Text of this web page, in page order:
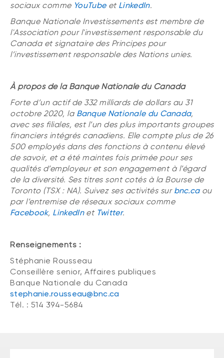
sociaux comme YouTubeet LinkedIn.
Banque Nationale Investissements est membre de
l'Association pour l'investissement responsable du
Canada et signataire des Principes pour
l’investissement responsable des Nations unies.
À propos de la Banque Nationale du Canada
Forte d’un actif de 332 milliards de dollars au 31
octobre 2020, la Banque Nationale du Canada,
avec ses filiales, est l’un des plus importants groupes
financiers intégrés canadiens. Elle compte plus de 26
500 employés dans des fonctions à contenu élevé
de savoir, et a été maintes fois primée pour ses
qualités d’employeur et son engagement à l’égard
de la diversité. Ses titres sont cotés à la Bourse de
Toronto (TSX : NA). Suivez ses activités sur bnc.caou
par l’entremise de réseaux sociaux comme
Facebook, LinkedInet Twitter.
Renseignements :
Stéphanie Rousseau
Conseillère senior, Affaires publiques
Banque Nationale du Canada
stephanie.rousseau@bnc.ca
Tél. : 514 394-5684